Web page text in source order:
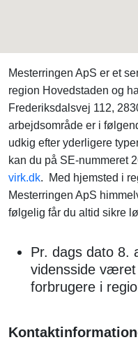
Mesterringen ApS er et
region Hovedstaden og
Frederiksdalsvej 112,
arbejdsområde er i
udkig efter yderligere
kan du på SE-nummeret
virk.dk. Med hjemsted i
Mesterringen ApS
følgelig får du altid sikre
Pr. dags dato 8.
vidensside
forbrugere i